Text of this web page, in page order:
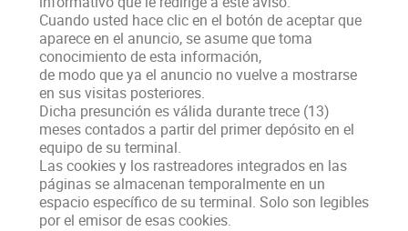
Cuando usted hace clic en el botón de aceptar que
aparece en el anuncio, se asume que toma
conocimiento de esta información,
de modo que ya el anuncio no vuelve a mostrarse
en sus visitas posteriores.
Dicha presunción es válida durante trece (13)
meses contados a partir del primer depósito en el
equipo de su terminal.
Las cookies y los rastreadores integrados en las
páginas se almacenan temporalmente en un
espacio específico de su terminal. Solo son legibles
por el emisor de esas cookies.